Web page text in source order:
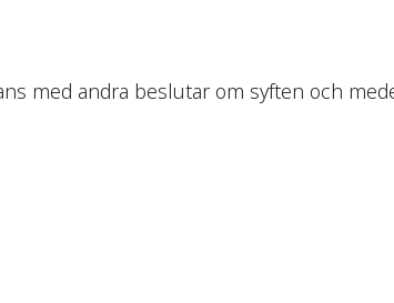
med andra beslutar om syften och